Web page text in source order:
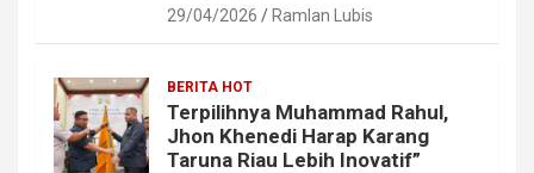
29/04/2026 Ramlan Lubis
BERITA HOT
Terpilihnya Muhammad Rahul,
Jhon Khenedi Harap Karang
Taruna Riau Lebih Inovatif”